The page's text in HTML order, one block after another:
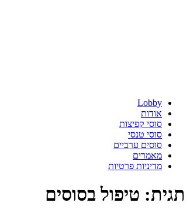
Lobby
אודות
סוסי קפיצות
סוסי טנסי
סוסים ערביים
מאמרים
מדיניות פרטיות
תגית: טיפול בסוסים